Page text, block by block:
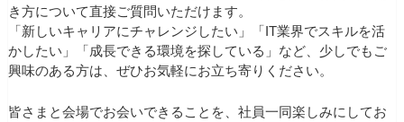
き方について直接ご質問いただけます。
「新しいキャリアにチャレンジしたい」「IT業界でスキルを活
かしたい」「成長できる環境を探している」など、少しでもご
興味のある方は、ぜひお気軽にお立ち寄りください。
皆さまと会場でお会いできることを、社員一同楽しみにしてお